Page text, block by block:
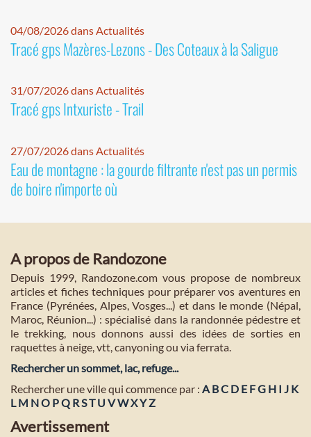
04/08/2026 dans Actualités
Tracé gps Mazères-Lezons - Des Coteaux à la Saligue
31/07/2026 dans Actualités
Tracé gps Intxuriste - Trail
27/07/2026 dans Actualités
Eau de montagne : la gourde filtrante n'est pas un permis
de boire n'importe où
A propos de Randozone
Depuis 1999, Randozone.com vous propose de nombreux
articles et fiches techniques pour préparer vos aventures en
France (Pyrénées, Alpes, Vosges...) et dans le monde (Népal,
Maroc, Réunion...) : spécialisé dans la randonnée pédestre et
le trekking, nous donnons aussi des idées de sorties en
raquettes à neige, vtt, canyoning ou via ferrata.
Rechercher un sommet, lac, refuge...
Rechercher une ville qui commence par : A BC D E FG H I J K
L M NO PQ RST U VWXYZ
Avertissement